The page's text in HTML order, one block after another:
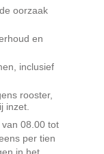
oorzaak
en
inclusief
rooster,
inzet.
08.00 tot
per tien